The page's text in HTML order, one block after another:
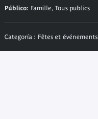
Público: Famille, Tous publics
Categoría : Fêtes et événements